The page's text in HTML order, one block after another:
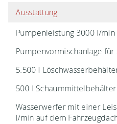
Ausstattung
Pumpenleistung 3000 l/min
Pumpenvormischanlage
5.500 l
500 l Schaummittelbehälter
Wasserwerfer mit einer
l/min auf dem